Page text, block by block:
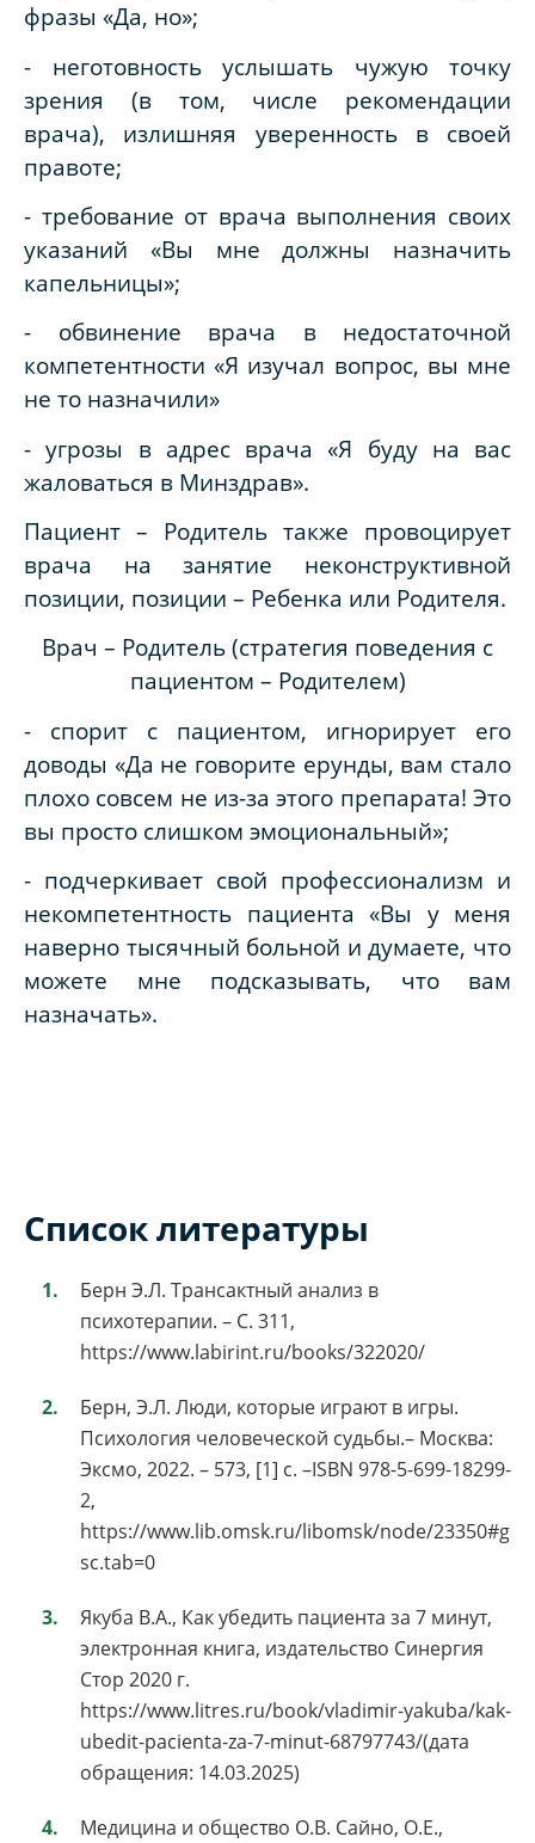
фразы «Да, но»;
- неготовность услышать чужую точку
зрения (в том, числе рекомендации
врача), излишняя уверенность в своей
правоте;
- требование от врача выполнения своих
указаний «Вы мне должны назначить
капельницы»;
- обвинение врача в недостаточной
компетентности «Я изучал вопрос, вы мне
не то назначили»
- угрозы в адрес врача «Я буду на вас
жаловаться в Минздрав».
Пациент – Родитель также провоцирует
врача на занятие неконструктивной
позиции, позиции – Ребенка или Родителя.
Врач – Родитель (стратегия поведения с
пациентом – Родителем)
- спорит с пациентом, игнорирует его
доводы «Да не говорите ерунды, вам стало
плохо совсем не из-за этого препарата! Это
вы просто слишком эмоциональный»;
- подчеркивает свой профессионализм и
некомпетентность пациента «Вы у меня
наверно тысячный больной и думаете, что
можете мне подсказывать, что вам
назначать».
Список литературы
Берн Э.Л. Трансактный анализ в
психотерапии. – С. 311,
https://www.labirint.ru/books/322020/
Берн, Э.Л. Люди, которые играют в игры.
Психология человеческой судьбы.– Москва:
Эксмо, 2022. – 573, [1] с. –ISBN 978-5-699-18299-
2,
https://www.lib.omsk.ru/libomsk/node/23350#g
sc.tab=0
Якуба В.А., Как убедить пациента за 7 минут,
электронная книга, издательство Синергия
Стор 2020 г.
https://www.litres.ru/book/vladimir-yakuba/kak-
ubedit-pacienta-za-7-minut-68797743/(дата
обращения: 14.03.2025)
Медицина и общество О.В. Сайно, О.Е.,